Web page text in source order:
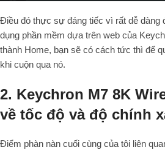
Điều đó thực sự đáng tiếc vì rất dễ dàng
dụng phần mềm dựa trên web của
thành Home, bạn sẽ có cách tức thì để
khi cuộn qua nó.
2. Keychron M7 8K
về tốc độ và độ chính
Điểm phàn nàn cuối cùng của tôi liên